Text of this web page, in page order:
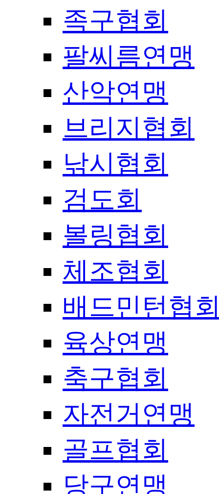
족구협회
팔씨름연맹
산악연맹
브리지협회
낚시협회
검도회
볼링협회
체조협회
배드민턴협
육상연맹
축구협회
자전거연맹
골프협회
당구연맹